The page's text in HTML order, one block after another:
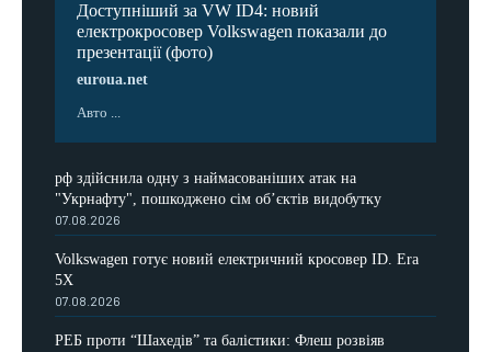
Доступніший за VW ID4: новий
електрокросовер Volkswagen показали до
презентації (фото)
euroua.net
Авто ...
рф здійснила одну з наймасованіших атак на
"Укрнафту", пошкоджено сім об’єктів видобутку
07.08.2026
Volkswagen готує новий електричний кросовер ID. Era
5X
07.08.2026
РЕБ проти “Шахедів” та балістики: Флеш розвіяв